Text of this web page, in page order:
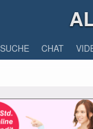
SUCHE CHAT